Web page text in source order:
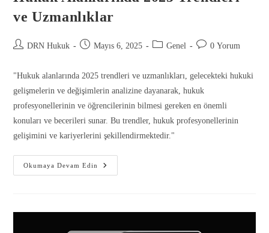
ve Uzmanlıklar
DRN Hukuk Mayıs 6, 2025 Genel 0 Yorum
"Hukuk alanlarında 2025 trendleri ve uzmanlıkları, gelecekteki hukuki
gelişmelerin ve değişimlerin analizine dayanarak, hukuk
profesyonellerinin ve öğrencilerinin bilmesi gereken en önemli
konuları ve becerileri sunar. Bu trendler, hukuk profesyonellerinin
gelişimini ve kariyerlerini şekillendirmektedir."
Okumaya Devam Edin